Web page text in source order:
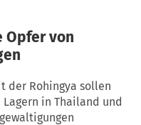
Opfer von
der Rohingya sollen
in Thailand und